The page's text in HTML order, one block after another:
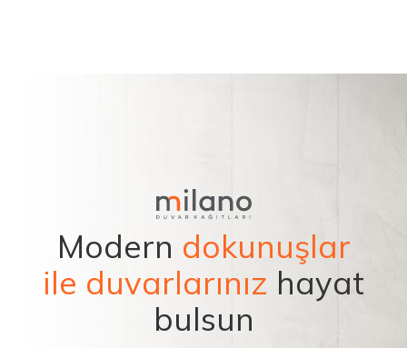
Modern dokunuşlar
ile duvarlarınız hayat
bulsun